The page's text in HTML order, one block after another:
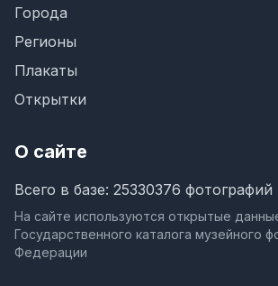
Города
Регионы
Плакаты
Открытки
О сайте
Всего в базе: 25330376 фотографий
На сайте используются открытые
Государственного каталога музейного
Федерации